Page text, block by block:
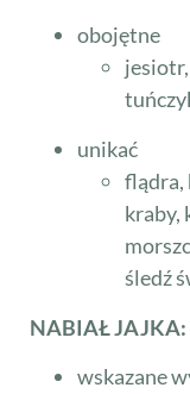
obojętne
unikać
flądra,
kraby,
śledź
NABIAŁ JAJKA:
wskazane